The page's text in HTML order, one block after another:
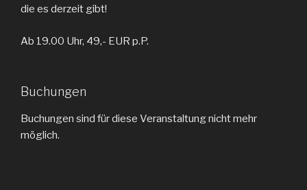
die es derzeit gibt!
Ab 19.00 Uhr, 49,- EUR p.P.
Buchungen
Buchungen sind für diese Veranstaltung nicht mehr
möglich.